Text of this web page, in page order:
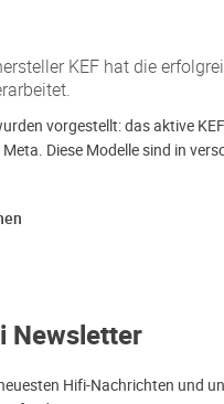
KEF hat die
vorgestellt: das aktive
Diese Modelle sind in
Newsletter
Hifi-Nachrichten und